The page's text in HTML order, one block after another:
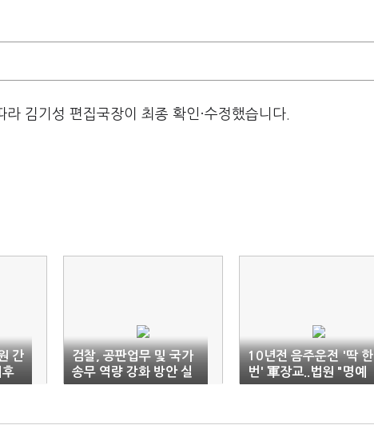
김기성 편집국장이 최종 확인·수정했습니다.
간
후
검찰, 공판업무 및 국가
송무 역량 강화 방안 실
시
10년전 음주운전 '딱 한
번' 軍장교..법원 "명예
전역 불가"